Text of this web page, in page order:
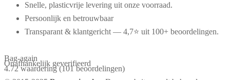
Snelle, plasticvrije levering uit onze voorraad.
Persoonlijk en betrouwbaar
Transparant & klantgericht — 4,7⭐ uit 100+ beoordelingen.
Bag-again
Onafhankelijk geverifieerd
4.72 waardering (101 beoordelingen)